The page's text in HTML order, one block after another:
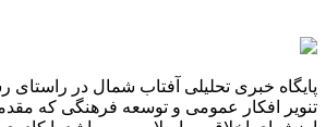
پایگاه خبری تحلیلی آفتاب شمال در
تنویر افکار عمومی و توسعه فرهنگی که